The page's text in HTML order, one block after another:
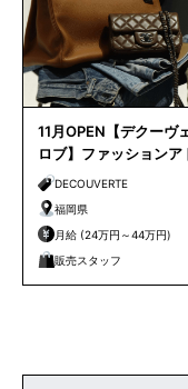
11月OPEN【デクーヴ
ロブ】ファッションア
ー｜天神店
DECOUVERTE
福岡県
月給 (24万円～44万円)
販売スタッフ